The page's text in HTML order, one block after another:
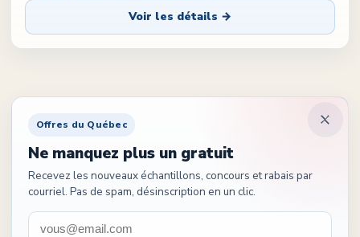
Voir les détails →
Offres du Québec
Ne manquez plus un gratuit
Recevez les nouveaux échantillons, concours et rabais par
courriel. Pas de spam, désinscription en un clic.